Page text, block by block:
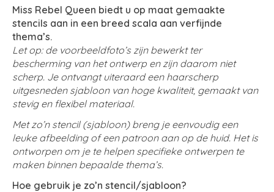
Miss Rebel Queen biedt u op maat gemaakte
stencils aan in een breed scala aan verfijnde
thema’s.
Let op: de voorbeeldfoto’s zijn bewerkt ter
bescherming van het ontwerp en zijn daarom niet
scherp. Je ontvangt uiteraard een haarscherp
uitgesneden sjabloon van hoge kwaliteit, gemaakt van
stevig en flexibel materiaal.
Met zo’n stencil (sjabloon) breng je eenvoudig een
leuke afbeelding of een patroon aan op de huid. Het is
ontworpen om je te helpen specifieke ontwerpen te
maken binnen bepaalde thema’s.
Hoe gebruik je zo’n stencil/sjabloon?